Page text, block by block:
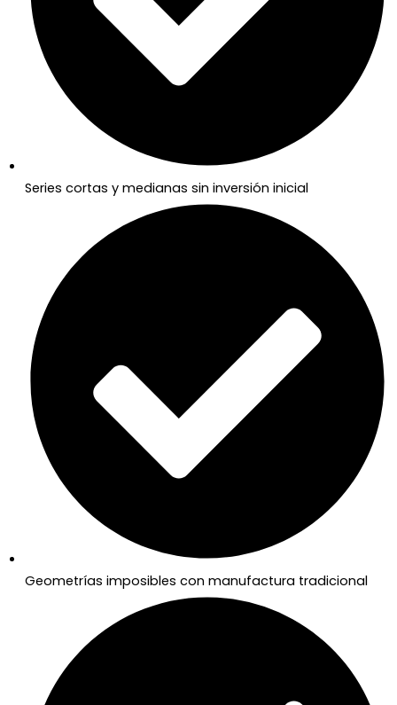
Series cortas y medianas sin inversión inicial
Geometrías imposibles con manufactura tradicional